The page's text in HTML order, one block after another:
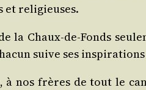
et religieuses.
la Chaux-de-Fonds
suive ses
à nos frères de tout le